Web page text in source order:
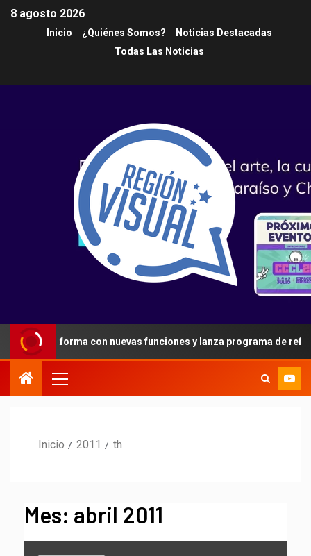
8 agosto 2026
Inicio ¿Quiénes Somos?
Noticias Destacadas
Todas Las Noticias
plataforma con nuevas funciones y lanza programa de referidos
Inicio 2011 th
Mes: abril 2011